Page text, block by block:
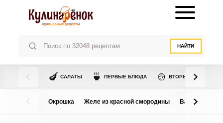
НАЙТИ
🍆 САЛАТЫ 🍵 ПЕРВЫЕ БЛЮДА 🍲 ВТОРЫЕ БЛЮДА
Окрошка Желе из красной смородины Варенье из